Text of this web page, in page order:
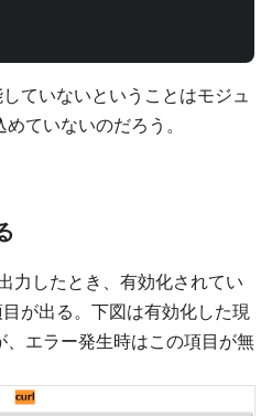
ていないということはモジュ
ていないのだろう。
力したとき、有効化されてい
が出る。下図は有効化した現
エラー発生時はこの項目が無